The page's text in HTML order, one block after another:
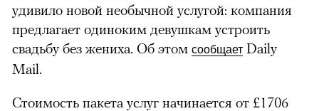
удивило новой необычной услугой: компания
предлагает одиноким девушкам устроить
свадьбу без жениха. Об этом сообщает Daily
Mail.
Стоимость пакета услуг начинается от £1706